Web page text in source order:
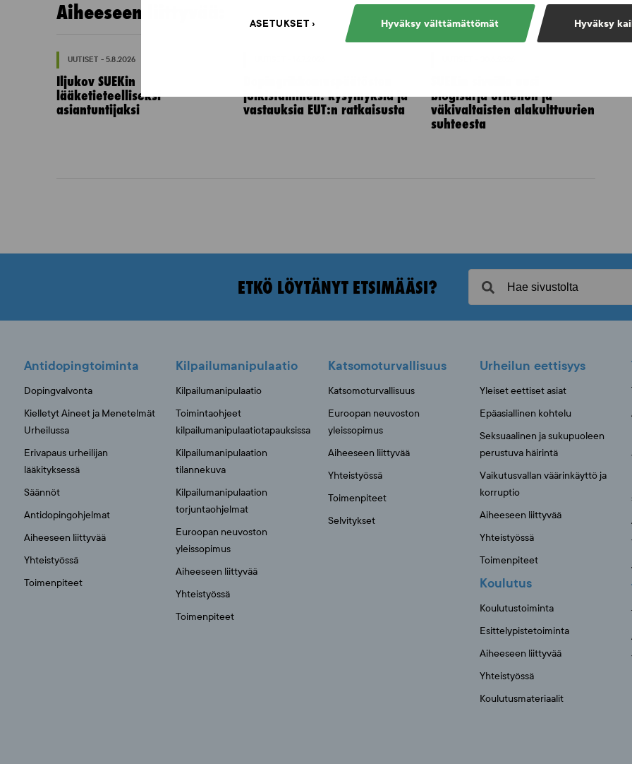
Hyväksy
Hyväksy välttämättömät
ASETUKSET
Aiheeseen liittyvää:
UUTISET - 5.8.2026
Iljukov SUEKin
lääketieteelliseksi
asiantuntijaksi
julkistaminen: kysymyksiä ja
vastauksia EUT:n ratkaisusta
blogisarja urheilun ja
väkivaltaisten alakulttuurien
suhteesta
ETKÖ LÖYTÄNYT ETSIMÄÄSI?
Antidopingtoiminta
Dopingvalvonta
Kielletyt Aineet ja Menetelmät
Urheilussa
Erivapaus urheilijan
lääkityksessä
Säännöt
Antidopingohjelmat
Aiheeseen liittyvää
Yhteistyössä
Toimenpiteet
Kilpailumanipulaatio
Kilpailumanipulaatio
Toimintaohjeet
kilpailumanipulaatiotapauksissa
Kilpailumanipulaation
tilannekuva
Kilpailumanipulaation
torjuntaohjelmat
Euroopan neuvoston
yleissopimus
Aiheeseen liittyvää
Yhteistyössä
Toimenpiteet
Katsomoturvallisuus
Katsomoturvallisuus
Euroopan neuvoston
yleissopimus
Aiheeseen liittyvää
Yhteistyössä
Toimenpiteet
Selvitykset
Urheilun eettisyys
Yleiset eettiset asiat
Epäasiallinen kohtelu
Seksuaalinen ja sukupuoleen
perustuva häirintä
Vaikutusvallan väärinkäyttö ja
korruptio
Aiheeseen liittyvää
Yhteistyössä
Toimenpiteet
Koulutus
Koulutustoiminta
Esittelypistetoiminta
Aiheeseen liittyvää
Yhteistyössä
Koulutusmateriaalit